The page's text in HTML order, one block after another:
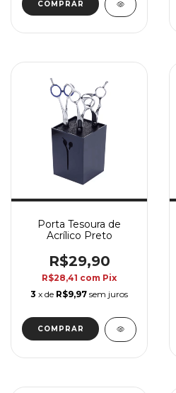
Porta Tesoura de
Acrílico Preto
R$29,90
R$28,41 com Pix
3 x de R$9,97 sem juros